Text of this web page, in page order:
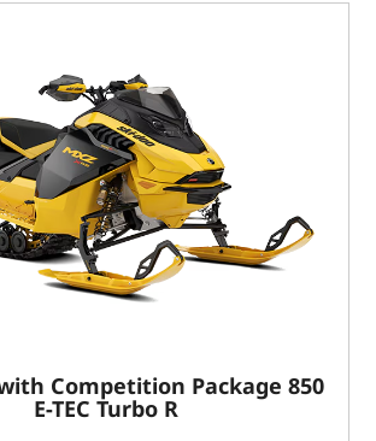
with Competition Package 850
E-TEC Turbo R